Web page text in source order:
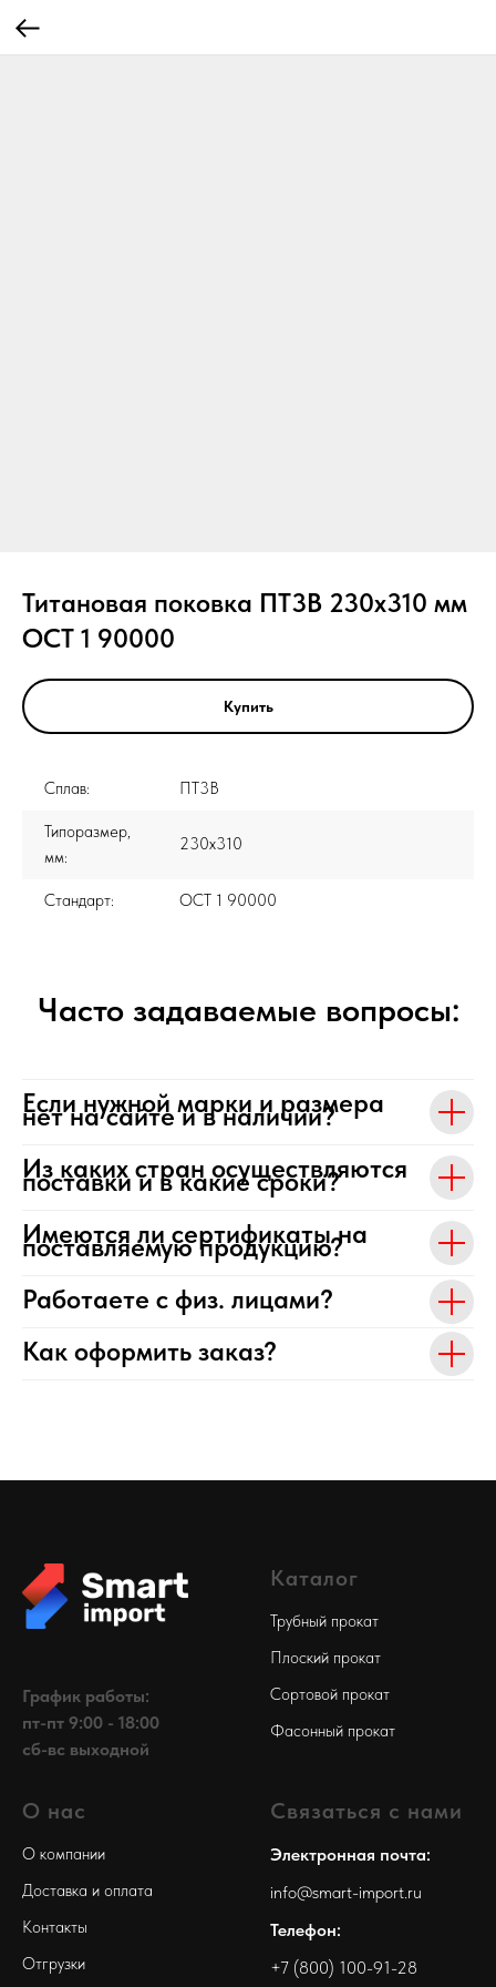
Титановая поковка ПТ3В 230x310 мм
ОСТ 1 90000
Купить
Сплав: ПТ3В
Типоразмер,
мм:
230x310
Стандарт: ОСТ 1 90000
Часто задаваемые вопросы:
Если нужной марки и размера
нет на сайте и в наличии?
Из каких стран осуществляются
поставки и в какие сроки?
Имеются ли сертификаты на
поставляемую продукцию?
Работаете с физ. лицами?
Как оформить заказ?
График работы:
пт-пт 9:00 - 18:00
сб-вс выходной
Каталог
Трубный прокат
Плоский прокат
Сортовой прокат
Фасонный прокат
О нас
О компании
Доставка и оплата
Контакты
Отгрузки
Связаться с нами
Электронная почта:
info@smart-import.ru
Телефон:
+7 (800) 100-91-28